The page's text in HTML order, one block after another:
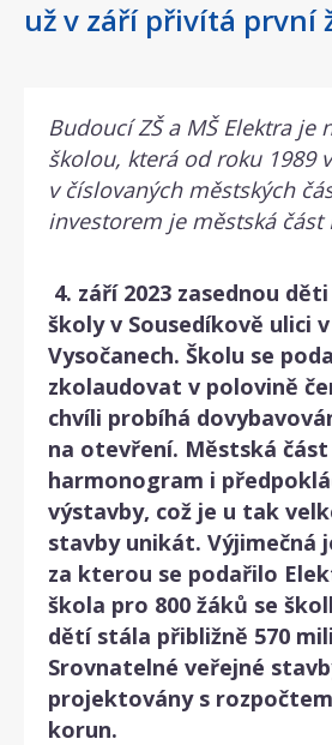
už v září přivítá první
Budoucí ZŠ a MŠ Elektra je
školou, která od roku 1989
v číslovaných městských
investorem je městská část
4. září 2023 zasednou
školy v Sousedíkově ulici
Vysočanech. Školu se
zkolaudovat v polovině
chvíli probíhá
na otevření. Městská
harmonogram i
výstavby, což je u tak
stavby unikát. Výjimečná
za kterou se podařilo
škola pro 800 žáků se
dětí stála přibližně 570
Srovnatelné veřejné
projektovány s
korun.